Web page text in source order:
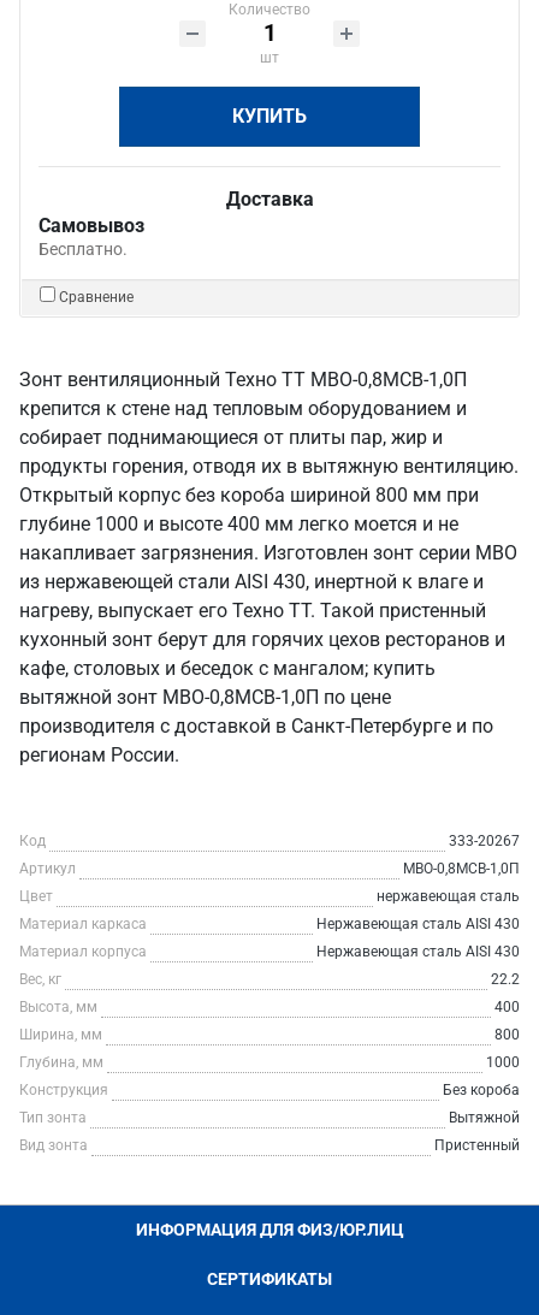
Количество
шт
КУПИТЬ
Доставка
Самовывоз
Бесплатно.
Сравнение
Зонт вентиляционный Техно ТТ МВО-0,8МСВ-1,0П
крепится к стене над тепловым оборудованием и
собирает поднимающиеся от плиты пар, жир и
продукты горения, отводя их в вытяжную вентиляцию.
Открытый корпус без короба шириной 800 мм при
глубине 1000 и высоте 400 мм легко моется и не
накапливает загрязнения. Изготовлен зонт серии МВО
из нержавеющей стали AISI 430, инертной к влаге и
нагреву, выпускает его Техно ТТ. Такой пристенный
кухонный зонт берут для горячих цехов ресторанов и
кафе, столовых и беседок с мангалом; купить
вытяжной зонт МВО-0,8МСВ-1,0П по цене
производителя с доставкой в Санкт‑Петербурге и по
регионам России.
Код
333-20267
Артикул
МВО-0,8МСВ-1,0П
Цвет
нержавеющая сталь
Материал каркаса
Нержавеющая сталь AISI 430
Материал корпуса
Нержавеющая сталь AISI 430
Вес, кг
22.2
Высота, мм
400
Ширина, мм
800
Глубина, мм
1000
Конструкция
Без короба
Тип зонта
Вытяжной
Вид зонта
Пристенный
ИНФОРМАЦИЯ ДЛЯ ФИЗ/ЮР.ЛИЦ
СЕРТИФИКАТЫ